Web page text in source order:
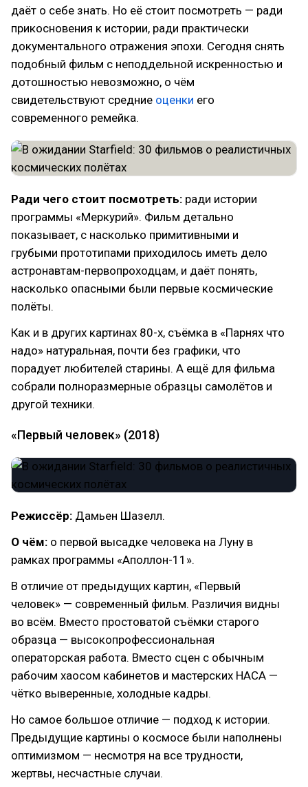
даёт о себе знать. Но её стоит посмотреть — ради
прикосновения к истории, ради практически
документального отражения эпохи. Сегодня снять
подобный фильм с неподдельной искренностью и
дотошностью невозможно, о чём
свидетельствуют средние оценки его
современного ремейка.
Ради чего стоит посмотреть: ради истории
программы «Меркурий». Фильм детально
показывает, с насколько примитивными и
грубыми прототипами приходилось иметь дело
астронавтам-первопроходцам, и даёт понять,
насколько опасными были первые космические
полёты.
Как и в других картинах 80-х, съёмка в «Парнях что
надо» натуральная, почти без графики, что
порадует любителей старины. А ещё для фильма
собрали полноразмерные образцы самолётов и
другой техники.
«Первый человек» (2018)
Режиссёр: Дамьен Шазелл.
О чём: о первой высадке человека на Луну в
рамках программы «Аполлон-11».
В отличие от предыдущих картин, «Первый
человек» — современный фильм. Различия видны
во всём. Вместо простоватой съёмки старого
образца — высокопрофессиональная
операторская работа. Вместо сцен с обычным
рабочим хаосом кабинетов и мастерских НАСА —
чётко выверенные, холодные кадры.
Но самое большое отличие — подход к истории.
Предыдущие картины о космосе были наполнены
оптимизмом — несмотря на все трудности,
жертвы, несчастные случаи.